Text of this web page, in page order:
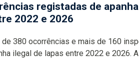
registadas de apanha
2022 e 2026
e mais de 160 inspeções
de lapas entre 2022 e 2026. A ilha